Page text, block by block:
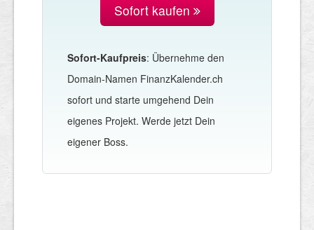
Sofort kaufen
Sofort-Kaufpreis: Übernehme den
Domain-Namen FinanzKalender.ch
sofort und starte umgehend Dein
eigenes Projekt. Werde jetzt Dein
eigener Boss.